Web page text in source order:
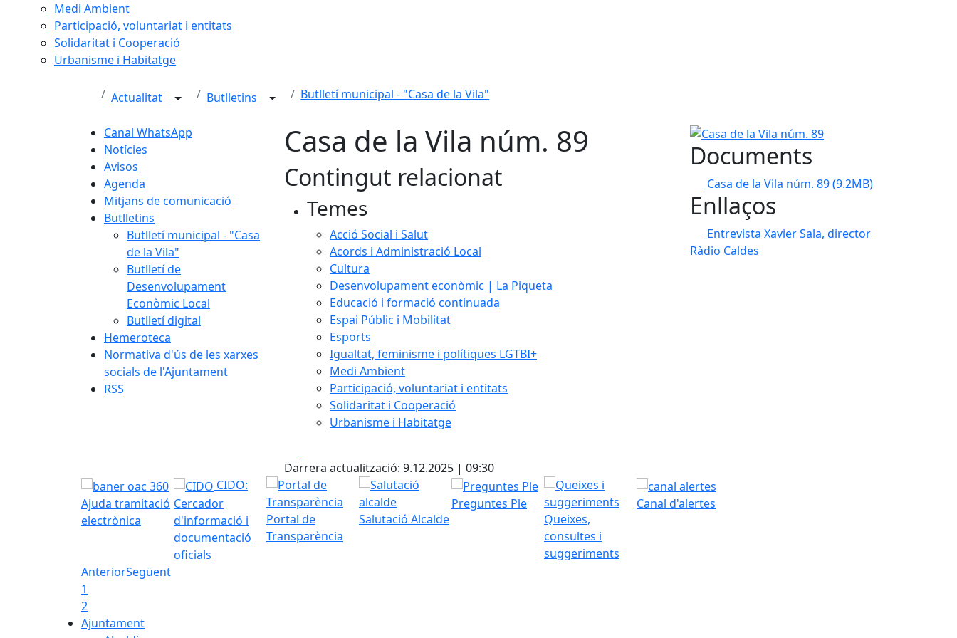
Medi Ambient
Participació, voluntariat i entitats
Solidaritat i Cooperació
Urbanisme i Habitatge
Actualitat Butlletins Butlletí municipal - "Casa de la Vila"
Canal WhatsApp
Notícies
Avisos
Agenda
Mitjans de comunicació
Butlletins
Butlletí municipal - "Casa
de la Vila"
Butlletí de
Desenvolupament
Econòmic Local
Butlletí digital
Hemeroteca
Normativa d'ús de les xarxes
socials de l'Ajuntament
RSS
Casa de la Vila núm. 89
Contingut relacionat
Temes
Acció Social i Salut
Acords i Administració Local
Cultura
Desenvolupament econòmic | La Piqueta
Educació i formació continuada
Espai Públic i Mobilitat
Esports
Igualtat, feminisme i polítiques LGTBI+
Medi Ambient
Participació, voluntariat i entitats
Solidaritat i Cooperació
Urbanisme i Habitatge
Darrera actualització: 9.12.2025 | 09:30
Casa de la Vila núm. 89
Documents
Casa de la Vila núm. 89(9.2MB)
Enllaços
Entrevista Xavier Sala, director
Ràdio Caldes
Ajuda tramitació
electrònica
CIDO:
Cercador
d'informació i
documentació
oficials
Portal de
Transparència
Salutació Alcalde
Preguntes Ple
Queixes,
consultes i
suggeriments
Canal d'alertes
AnteriorSegüent
1
2
Ajuntament